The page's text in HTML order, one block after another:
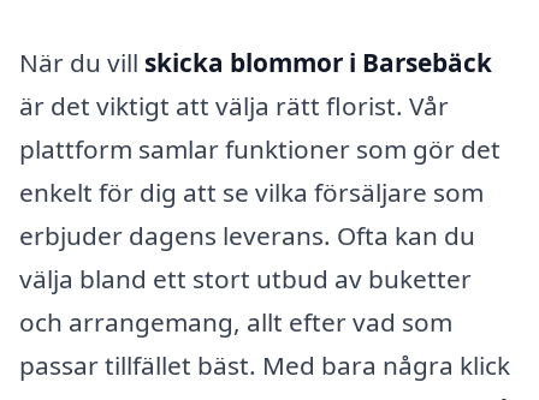
När du vill skicka blommor i Barsebäck
är det viktigt att välja rätt florist. Vår
plattform samlar funktioner som gör det
enkelt för dig att se vilka försäljare som
erbjuder dagens leverans. Ofta kan du
välja bland ett stort utbud av buketter
och arrangemang, allt efter vad som
passar tillfället bäst. Med bara några klick